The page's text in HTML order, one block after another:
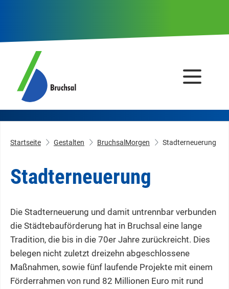
Startseite Gestalten BruchsalMorgen Stadterneuerung
Stadterneuerung
Die Stadterneuerung und damit untrennbar verbunden
die Städtebauförderung hat in Bruchsal eine lange
Tradition, die bis in die 70er Jahre zurückreicht. Dies
belegen nicht zuletzt dreizehn abgeschlossene
Maßnahmen, sowie fünf laufende Projekte mit einem
Förderrahmen von rund 82 Millionen Euro mit rund